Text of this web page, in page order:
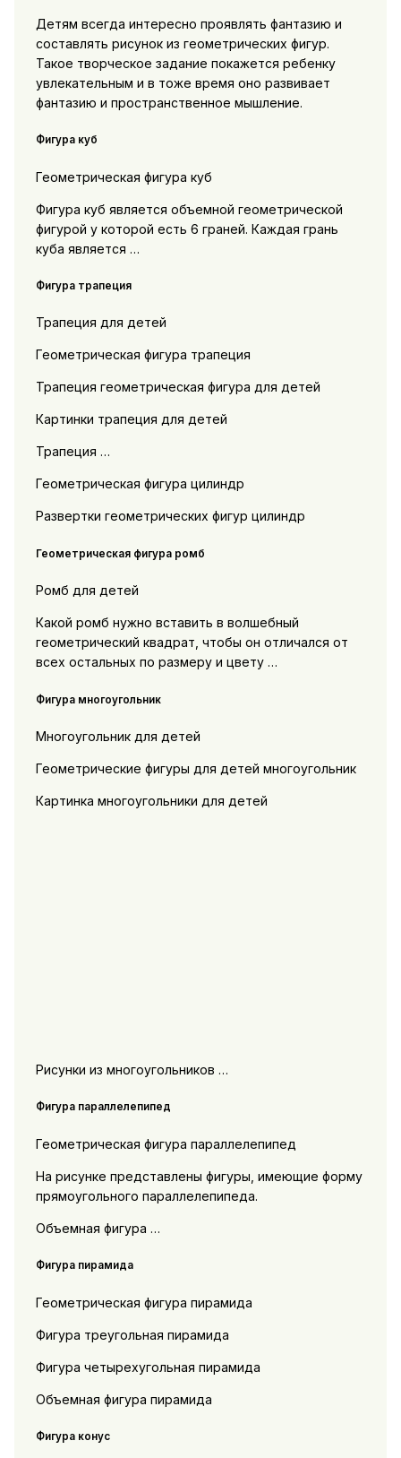
Детям всегда интересно проявлять фантазию и
составлять рисунок из геометрических фигур.
Такое творческое задание покажется ребенку
увлекательным и в тоже время оно развивает
фантазию и пространственное мышление.
Фигура куб
Геометрическая фигура куб
Фигура куб является объемной геометрической
фигурой у которой есть 6 граней. Каждая грань
куба является …
Фигура трапеция
Трапеция для детей
Геометрическая фигура трапеция
Трапеция геометрическая фигура для детей
Картинки трапеция для детей
Трапеция …
Геометрическая фигура цилиндр
Развертки геометрических фигур цилиндр
Геометрическая фигура ромб
Ромб для детей
Какой ромб нужно вставить в волшебный
геометрический квадрат, чтобы он отличался от
всех остальных по размеру и цвету …
Фигура многоугольник
Многоугольник для детей
Геометрические фигуры для детей многоугольник
Картинка многоугольники для детей
Рисунки из многоугольников …
Фигура параллелепипед
Геометрическая фигура параллелепипед
На рисунке представлены фигуры, имеющие форму
прямоугольного параллелепипеда.
Объемная фигура …
Фигура пирамида
Геометрическая фигура пирамида
Фигура треугольная пирамида
Фигура четырехугольная пирамида
Объемная фигура пирамида
Фигура конус